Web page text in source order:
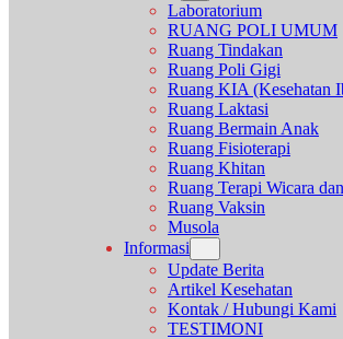
Laboratorium
RUANG POLI UMUM
Ruang Tindakan
Ruang Poli Gigi
Ruang KIA (Kesehatan
Ruang Laktasi
Ruang Bermain Anak
Ruang Fisioterapi
Ruang Khitan
Ruang Terapi Wicara
Ruang Vaksin
Musola
Informasi
Update Berita
Artikel Kesehatan
Kontak / Hubungi Kami
TESTIMONI